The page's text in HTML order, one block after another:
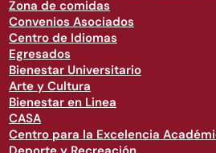
Zona de comidas
Convenios Asociados
Centro de Idiomas
Egresados
Bienestar Universitario
Arte y Cultura
Bienestar en Linea
CASA
Centro para la Excelencia